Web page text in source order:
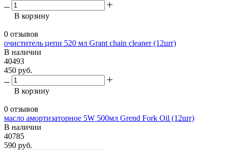
В корзину
0 отзывов
очиститель цепи 520 мл Grant chain cleaner (12шт)
В наличии
40493
450 руб.
В корзину
0 отзывов
масло амортизаторное 5W 500мл Grend Fork Oil (12шт)
В наличии
40785
590 руб.